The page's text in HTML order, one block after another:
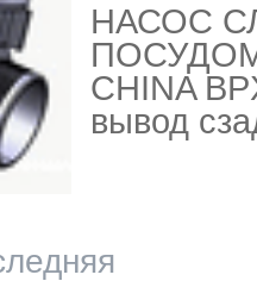
НАСОС
CHINA
вывод